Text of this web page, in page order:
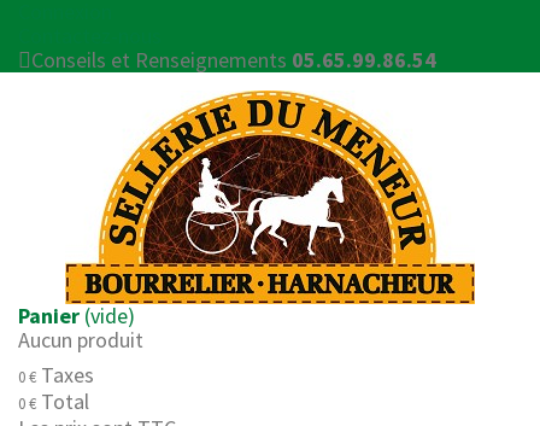
Conseils et Renseignements 05.65.99.86.54
Panier (vide)
Aucun produit
0 € Taxes
0 € Total